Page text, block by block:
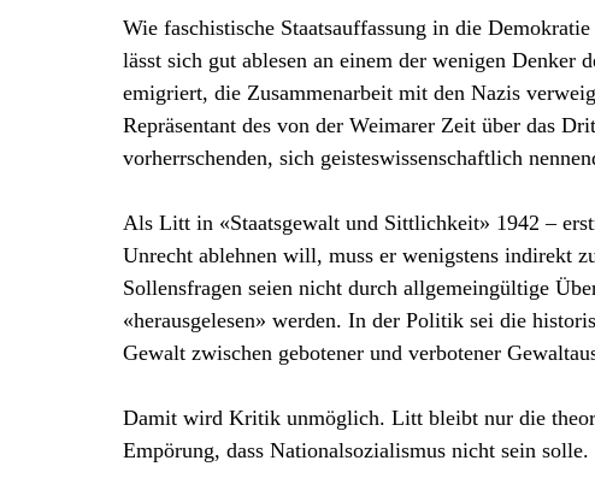
Wie faschistische Staatsauffassung in die
lässt sich gut ablesen an einem der wenigen Denker
emigriert, die Zusammenarbeit mit den Nazis
Repräsentant des von der Weimarer Zeit über das
vorherrschenden, sich geisteswissenschaftlich
Als Litt in «Staatsgewalt und Sittlichkeit» 1942 –
Unrecht ablehnen will, muss er wenigstens indirekt
Sollensfragen seien nicht durch allgemeingültige
«herausgelesen» werden. In der Politik sei die
Gewalt zwischen gebotener und verbotener
Damit wird Kritik unmöglich. Litt bleibt nur die
Empörung, dass Nationalsozialismus nicht sein solle.